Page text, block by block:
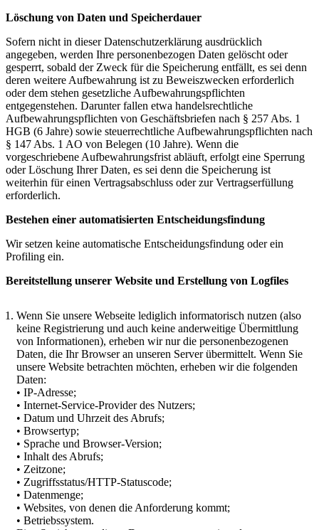
Löschung von Daten und Speicherdauer
Sofern nicht in dieser Datenschutzerklärung ausdrücklich
angegeben, werden Ihre personenbezogen Daten gelöscht oder
gesperrt, sobald der Zweck für die Speicherung entfällt, es sei denn
deren weitere Aufbewahrung ist zu Beweiszwecken erforderlich
oder dem stehen gesetzliche Aufbewahrungspflichten
entgegenstehen. Darunter fallen etwa handelsrechtliche
Aufbewahrungspflichten von Geschäftsbriefen nach § 257 Abs. 1
HGB (6 Jahre) sowie steuerrechtliche Aufbewahrungspflichten nach
§ 147 Abs. 1 AO von Belegen (10 Jahre). Wenn die
vorgeschriebene Aufbewahrungsfrist abläuft, erfolgt eine Sperrung
oder Löschung Ihrer Daten, es sei denn die Speicherung ist
weiterhin für einen Vertragsabschluss oder zur Vertragserfüllung
erforderlich.
Bestehen einer automatisierten Entscheidungsfindung
Wir setzen keine automatische Entscheidungsfindung oder ein
Profiling ein.
Bereitstellung unserer Website und Erstellung von Logfiles
Wenn Sie unsere Webseite lediglich informatorisch nutzen (also
keine Registrierung und auch keine anderweitige Übermittlung
von Informationen), erheben wir nur die personenbezogenen
Daten, die Ihr Browser an unseren Server übermittelt. Wenn Sie
unsere Website betrachten möchten, erheben wir die folgenden
Daten:
• IP-Adresse;
• Internet-Service-Provider des Nutzers;
• Datum und Uhrzeit des Abrufs;
• Browsertyp;
• Sprache und Browser-Version;
• Inhalt des Abrufs;
• Zeitzone;
• Zugriffsstatus/HTTP-Statuscode;
• Datenmenge;
• Websites, von denen die Anforderung kommt;
• Betriebssystem.